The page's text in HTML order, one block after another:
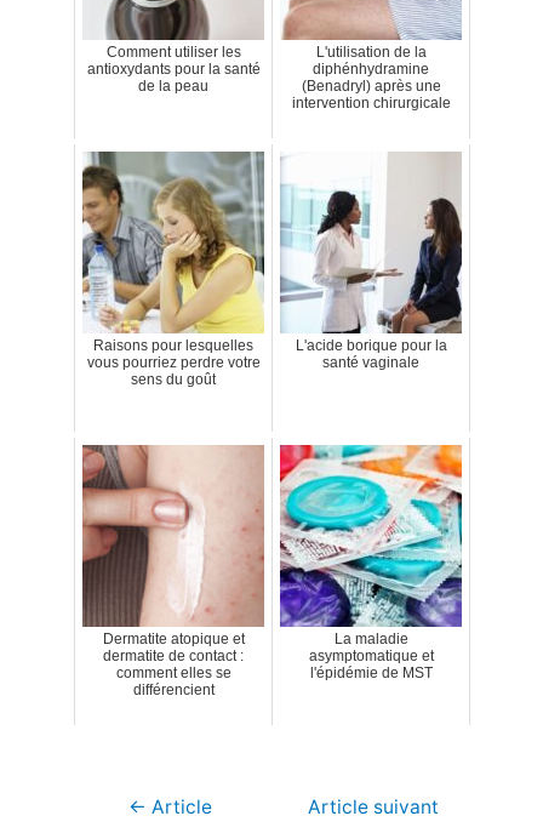
Comment utiliser les
antioxydants pour la santé
de la peau
L'utilisation de la
diphénhydramine
(Benadryl) après une
intervention chirurgicale
Raisons pour lesquelles
vous pourriez perdre votre
sens du goût
L'acide borique pour la
santé vaginale
Dermatite atopique et
dermatite de contact :
comment elles se
différencient
La maladie
asymptomatique et
l'épidémie de MST
Navigation
← Article
Article suivant